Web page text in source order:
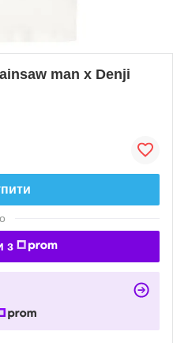
man x Denji
з